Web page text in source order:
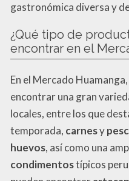
gastronómica diversa y
¿Qué tipo de
encontrar en el
En el Mercado
encontrar una gran
locales, entre los que
temporada, carnesy
huevos, así como una
condimentostípicos